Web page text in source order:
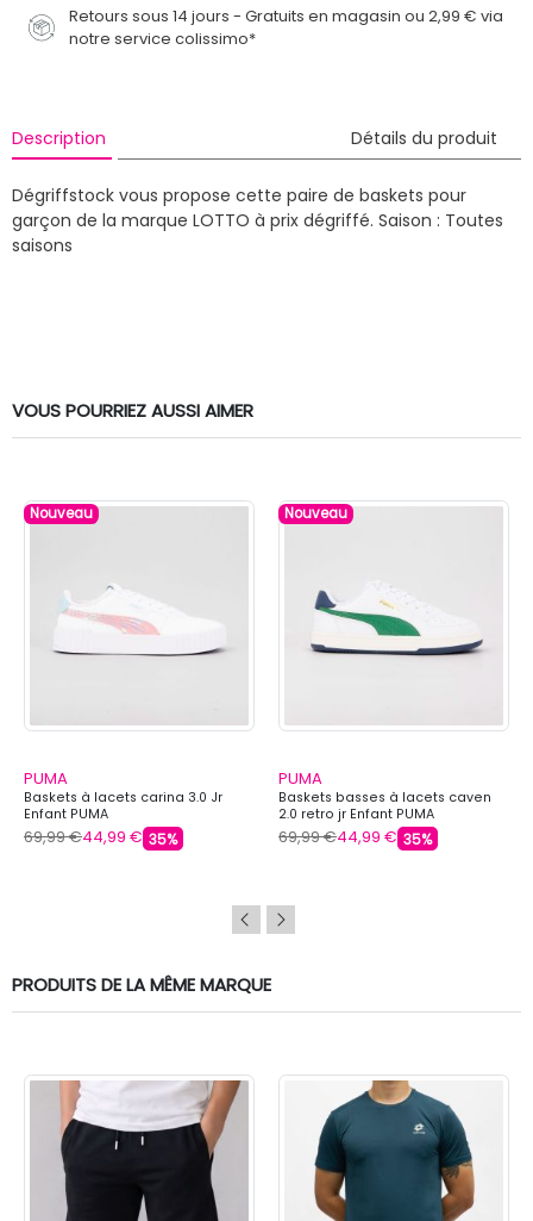
Retours sous 14 jours - Gratuits en magasin ou 2,99 € via
notre service colissimo*
Description Détails du produit
Dégriffstock vous propose cette paire de baskets pour
garçon de la marque LOTTO à prix dégriffé. Saison : Toutes
saisons
VOUS POURRIEZ AUSSI AIMER
Nouveau
PUMA
Baskets à lacets carina 3.0 Jr
Enfant PUMA
69,99 €44,99 € 35%
Nouveau
PUMA
Baskets basses à lacets caven
2.0 retro jr Enfant PUMA
69,99 €44,99 € 35%
PRODUITS DE LA MÊME MARQUE